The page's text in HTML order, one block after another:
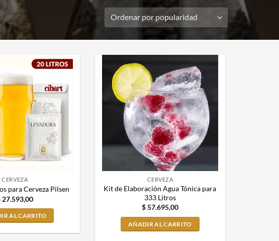
CERVEZA
para Cerveza Pilsen
27.593,00
AL CARRITO
CERVEZA
Kit de Elaboración Agua Tónica para
333 Litros
$57.695,00
AÑADIR AL CARRITO